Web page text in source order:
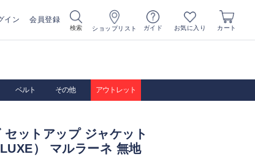
イン 会員登録
検索 ショップリスト ガイド お気に入り カート
ベルト その他 アウトレット
セットアップ ジャケット
） マルラーネ 無地